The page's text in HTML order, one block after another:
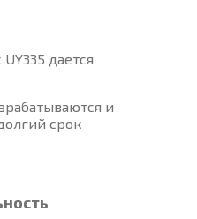
дается
и
срок